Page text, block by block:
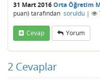
31 Mart 2016Orta Öğretim
puan) tarafından soruldu |
Cevap Yorum
2 Cevaplar